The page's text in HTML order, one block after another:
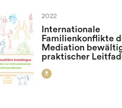
2022
Internationale
Familienkonflikte
Mediation
praktischer
